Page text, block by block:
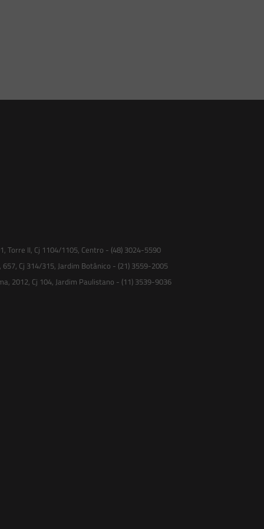
Torre II, Cj 1104/1105, Centro - (48) 3024-5590
657, Cj 314/315, Jardim Botânico - (21) 3559-2005
2012, Cj 104, Jardim Paulistano - (11) 3539-9036